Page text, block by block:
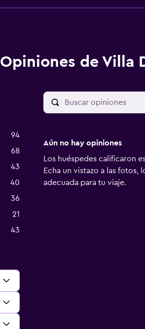
Opiniones de Villa
94
68
43
40
36
21
43
Aún no hay opiniones
Los huéspedes calificaron
Echa un vistazo a las
adecuada para tu viaje.